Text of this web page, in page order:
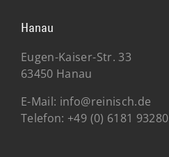
Hanau
Eugen-Kaiser-Str. 33
63450 Hanau
E-Mail: info@reinisch.de
Telefon: +49 (0) 6181 93280